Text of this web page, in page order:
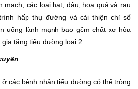
mạch, các loại hạt, đậu, hoa quả và rau
hấp thụ đường và cải thiện chỉ số
uống lành mạnh bao gồm chất xơ hòa
tăng tiểu đường loại 2.
các bệnh nhân tiểu đường có thể tròng